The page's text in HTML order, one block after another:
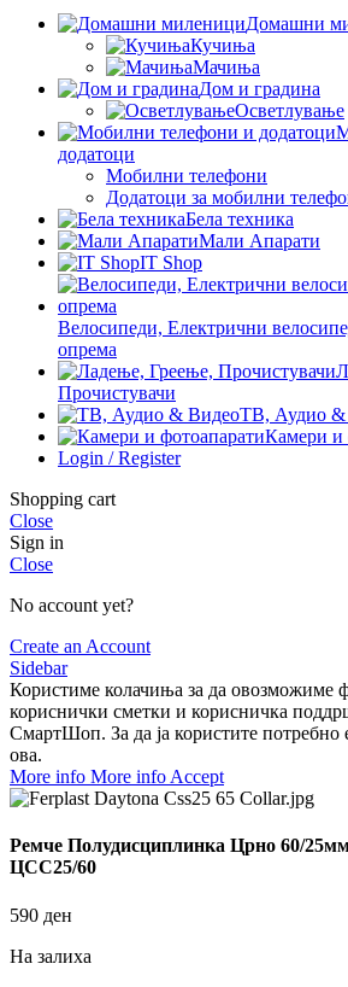
Домашни
Кучиња
Мачиња
Дом и градина
Осветлување
додатоци
Мобилни телефони
Додатоци за мобилни
Бела техника
Мали Апарати
IT Shop
Велосипеди, Електрични
опрема
Прочистувачи
ТВ, Аудио &
Камери и
Login / Register
Shopping cart
Close
Sign in
Close
No account yet?
Create an Account
Sidebar
Користиме колачиња за да овозможиме
кориснички сметки и корисничка
СмартШоп. За да ја користите потребно
ова.
More info More info Accept
Ремче Полудисциплинка Црно 60/
ЦСС25/60
590 ден
На залиха